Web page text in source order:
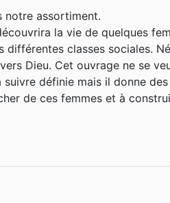
notre assortiment.
la vie de quelques
classes sociales.
Dieu. Cet ouvrage ne se
suivre définie mais il donne
de ces femmes et à